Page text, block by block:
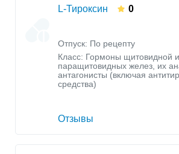
L-Тироксин 0
Отпуск: По рецепту
Класс: Гормоны щитовидной и
паращитовидных желез, их
антагонисты (включая
средства)
Отзывы